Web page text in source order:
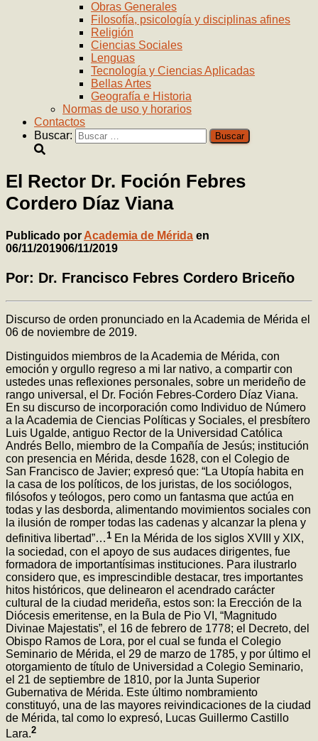
Obras Generales
Filosofía, psicología y disciplinas afines
Religión
Ciencias Sociales
Lenguas
Tecnología y Ciencias Aplicadas
Bellas Artes
Geografía e Historia
Normas de uso y horarios
Contactos
Buscar:
El Rector Dr. Foción Febres
Cordero Díaz Viana
Publicado por Academia de Mérida en
06/11/201906/11/2019
Por: Dr. Francisco Febres Cordero Briceño
Discurso de orden pronunciado en la Academia de Mérida el
06 de noviembre de 2019.
Distinguidos miembros de la Academia de Mérida, con
emoción y orgullo regreso a mi lar nativo, a compartir con
ustedes unas reflexiones personales, sobre un merideño de
rango universal, el Dr. Foción Febres-Cordero Díaz Viana.
En su discurso de incorporación como Individuo de Número
a la Academia de Ciencias Políticas y Sociales, el presbítero
Luis Ugalde, antiguo Rector de la Universidad Católica
Andrés Bello, miembro de la Compañía de Jesús; institución
con presencia en Mérida, desde 1628, con el Colegio de
San Francisco de Javier; expresó que: “La Utopía habita en
la casa de los políticos, de los juristas, de los sociólogos,
filósofos y teólogos, pero como un fantasma que actúa en
todas y las desborda, alimentando movimientos sociales con
la ilusión de romper todas las cadenas y alcanzar la plena y
definitiva libertad”…1 En la Mérida de los siglos XVIII y XIX,
la sociedad, con el apoyo de sus audaces dirigentes, fue
formadora de importantísimas instituciones. Para ilustrarlo
considero que, es imprescindible destacar, tres importantes
hitos históricos, que delinearon el acendrado carácter
cultural de la ciudad merideña, estos son: la Erección de la
Diócesis emeritense, en la Bula de Pio VI, “Magnitudo
Divinae Majestatis”, el 16 de febrero de 1778; el Decreto, del
Obispo Ramos de Lora, por el cual se funda el Colegio
Seminario de Mérida, el 29 de marzo de 1785, y por último el
otorgamiento de título de Universidad a Colegio Seminario,
el 21 de septiembre de 1810, por la Junta Superior
Gubernativa de Mérida. Este último nombramiento
constituyó, una de las mayores reivindicaciones de la ciudad
de Mérida, tal como lo expresó, Lucas Guillermo Castillo
Lara.2